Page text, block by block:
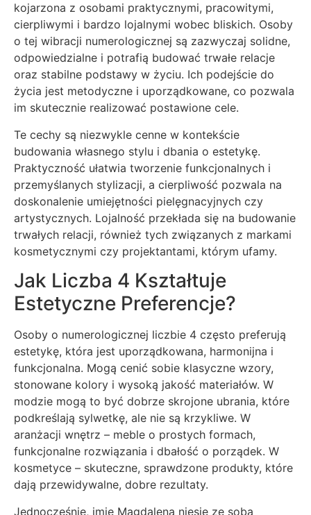
kojarzona z osobami praktycznymi, pracowitymi,
cierpliwymi i bardzo lojalnymi wobec bliskich. Osoby
o tej wibracji numerologicznej są zazwyczaj solidne,
odpowiedzialne i potrafią budować trwałe relacje
oraz stabilne podstawy w życiu. Ich podejście do
życia jest metodyczne i uporządkowane, co pozwala
im skutecznie realizować postawione cele.
Te cechy są niezwykle cenne w kontekście
budowania własnego stylu i dbania o estetykę.
Praktyczność ułatwia tworzenie funkcjonalnych i
przemyślanych stylizacji, a cierpliwość pozwala na
doskonalenie umiejętności pielęgnacyjnych czy
artystycznych. Lojalność przekłada się na budowanie
trwałych relacji, również tych związanych z markami
kosmetycznymi czy projektantami, którym ufamy.
Jak Liczba 4 Kształtuje
Estetyczne Preferencje?
Osoby o numerologicznej liczbie 4 często preferują
estetykę, która jest uporządkowana, harmonijna i
funkcjonalna. Mogą cenić sobie klasyczne wzory,
stonowane kolory i wysoką jakość materiałów. W
modzie mogą to być dobrze skrojone ubrania, które
podkreślają sylwetkę, ale nie są krzykliwe. W
aranżacji wnętrz – meble o prostych formach,
funkcjonalne rozwiązania i dbałość o porządek. W
kosmetyce – skuteczne, sprawdzone produkty, które
dają przewidywalne, dobre rezultaty.
Jednocześnie, imię Magdalena niesie ze sobą